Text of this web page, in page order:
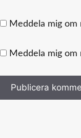
Meddela mig
Meddela mig om